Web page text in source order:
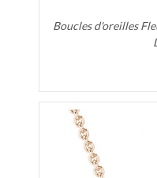
Boucles d'oreilles